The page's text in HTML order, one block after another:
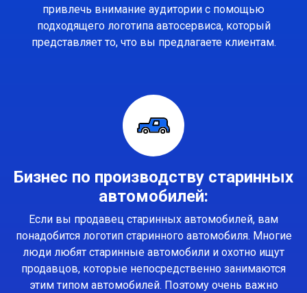
привлечь внимание аудитории с помощью
подходящего логотипа автосервиса, который
представляет то, что вы предлагаете клиентам.
Бизнес по производству старинных
автомобилей:
Если вы продавец старинных автомобилей, вам
понадобится логотип старинного автомобиля. Многие
люди любят старинные автомобили и охотно ищут
продавцов, которые непосредственно занимаются
этим типом автомобилей. Поэтому очень важно